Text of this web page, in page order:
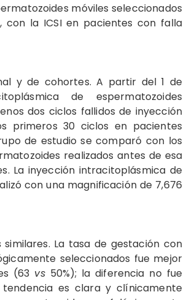
móviles seleccionados
con la ICSI en pacientes con falla
y de cohortes. A partir del 1 de
de espermatozoides
dos ciclos fallidos de inyección
primeros 30 ciclos en pacientes
de estudio se comparó con los
realizados antes de esa
La inyección intracitoplásmica de
con una magnificación de 7,676
La tasa de gestación con
seleccionados fue mejor
(63 vs50%); la diferencia no fue
es clara y clínicamente